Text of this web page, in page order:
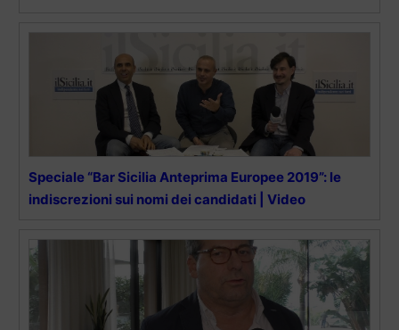
Speciale “Bar Sicilia Anteprima Europee 2019”: le
indiscrezioni sui nomi dei candidati | Video